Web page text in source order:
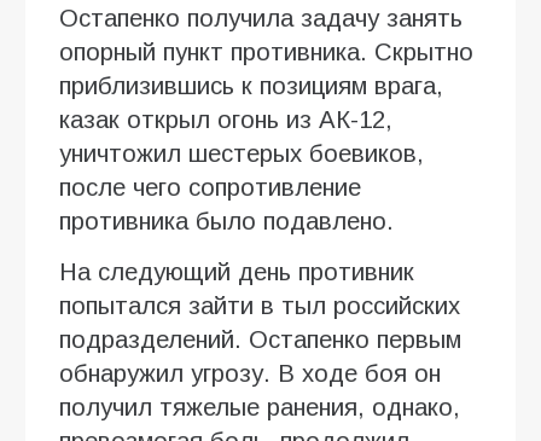
Остапенко получила задачу занять
опорный пункт противника. Скрытно
приблизившись к позициям врага,
казак открыл огонь из АК-12,
уничтожил шестерых боевиков,
после чего сопротивление
противника было подавлено.
На следующий день противник
попытался зайти в тыл российских
подразделений. Остапенко первым
обнаружил угрозу. В ходе боя он
получил тяжелые ранения, однако,